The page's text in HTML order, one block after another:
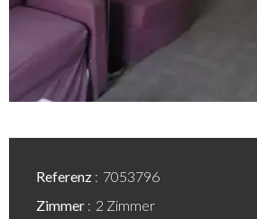
Referenz
7053796
Zimmer
2 Zimmer